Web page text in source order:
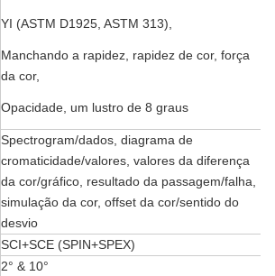
YI (ASTM D1925, ASTM 313),
Manchando a rapidez, rapidez de cor, força
da cor,
Opacidade, um lustro de 8 graus
Spectrogram/dados, diagrama de
cromaticidade/valores, valores da diferença
da cor/gráfico, resultado da passagem/falha,
simulação da cor, offset da cor/sentido do
desvio
SCI+SCE (SPIN+SPEX)
2° & 10°